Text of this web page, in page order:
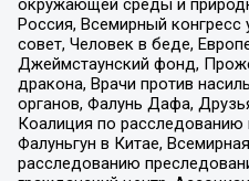
окружающей среды и
Россия, Всемирный конгресс
совет, Человек в беде,
Джеймстаунский фонд,
дракона, Врачи против
органов, Фалунь Дафа,
Коалиция по
Фалуньгун в Китае,
расследованию